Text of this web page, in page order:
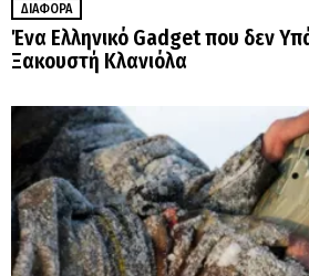
ΔΙΆΦΟΡΑ
Ένα Ελληνικό Gadget που δεν
Ξακουστή Κλανιόλα